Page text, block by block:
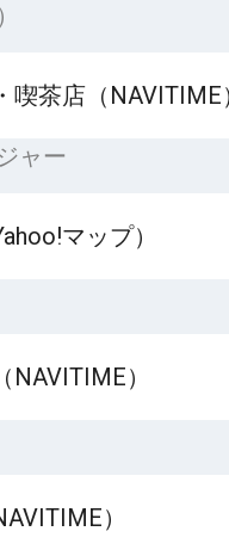
喫茶店（NAVITIME
ャー
マップ）
）
）